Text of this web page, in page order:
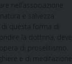
nell’associazione
e salvezza
di questa forma di
la dottrina, deve
di proselitismo.
e di meditazione